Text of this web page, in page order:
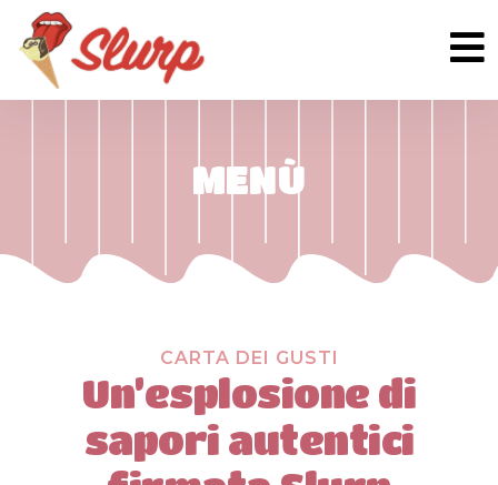
MENÙ
CARTA DEI GUSTI
Un’esplosione di
sapori autentici